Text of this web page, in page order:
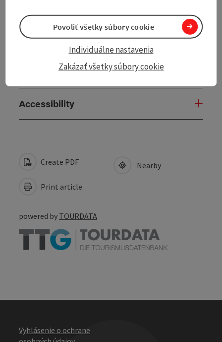
Arrival
Opening hours
Accessibility
Create PDF
Print article
Nearby
powered by TOURDATA
Vyhlásenie o ochrane
Zakázať všetky súbory cookie
Individuálne nastavenia
Povoliť všetky súbory cookie